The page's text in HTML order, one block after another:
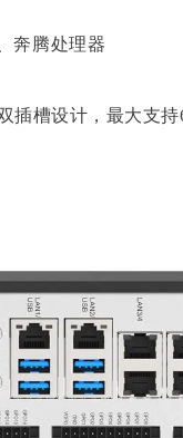
奔腾处理器
插槽设计，最大支持